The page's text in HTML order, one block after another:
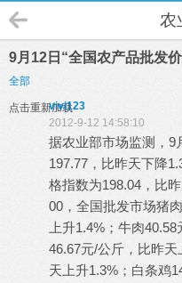
农
9月12日“全国农产品批发
全部
点击重新加载
vivi123
2012-9-12 14:58:10
据农业部市场监测，9
197.77，比昨天下降
格指数为198.04，比
00，全国批发市场猪
上升1.4%；牛肉
46.67元/公斤，比昨
天上升1.3%；白条鸡